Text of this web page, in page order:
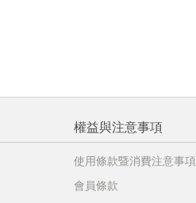
權益與注意事項
使用條款暨消費注意事項
會員條款